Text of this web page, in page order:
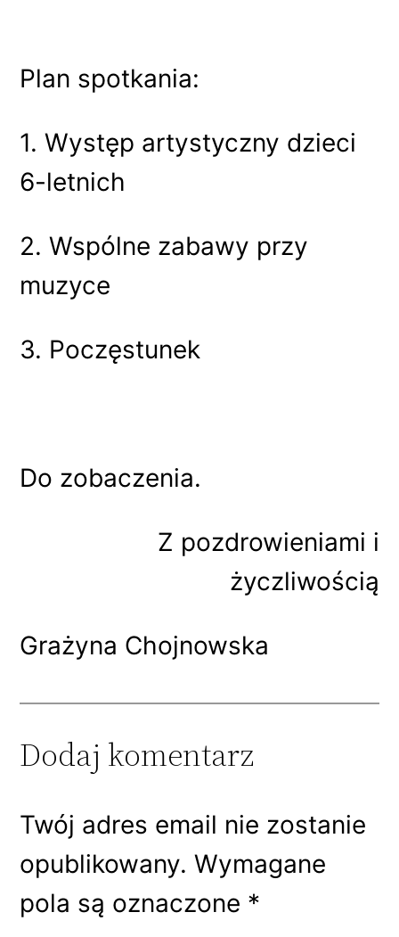
Plan spotkania:
1. Występ artystyczny dzieci
6-letnich
2. Wspólne zabawy przy
muzyce
3. Poczęstunek
Do zobaczenia.
Z pozdrowieniami i
życzliwością
Grażyna Chojnowska
Dodaj komentarz
Twój adres email nie zostanie
opublikowany. Wymagane
pola są oznaczone *